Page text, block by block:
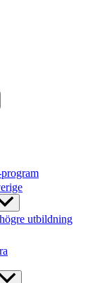
utbildning